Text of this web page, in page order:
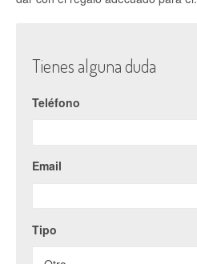
Tienes alguna duda
Teléfono
Email
Tipo